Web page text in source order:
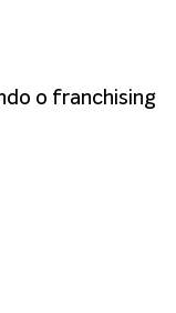
o franchising